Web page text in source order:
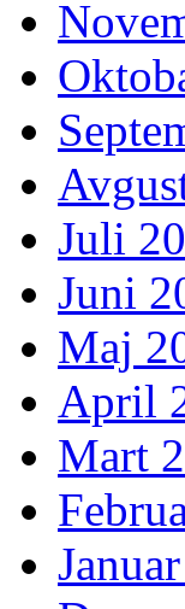
Juli
Juni
Maj
April
Mart